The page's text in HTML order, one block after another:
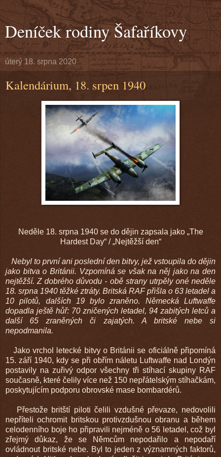
Deníček rodiny Šafaříkovy
úterý 18. srpna 2020
Kalendárium, 18. srpen 1940
Neděle 18. srpna 1940 se do dějin zapsala jako „The
Hardest Day“ / „Nejtěžší den“
Nebyl to první ani poslední den bitvy, jež vstoupila do dějin
jako bitva o Británii. Vzpomíná se však na něj jako na den
nejtěžší. Z dobrého důvodu - obě strany utrpěly oné neděle
18. srpna 1940 těžké ztráty. Britská RAF přišla o 63 letadel a
10 pilotů, dalších 19 bylo zraněno. Německá Luftwaffe
dopadla ještě hůř: 70 zničených letadel, 94 zabitých letců a
další 65 zraněných či zajatých. A britské nebe si
nepodmanila.
Jako vrchol letecké bitvy o Británii se oficiálně připomíná
15. září 1940, kdy se při obřím náletu Luftwaffe nad Londýn
postavily na zuřivý odpor všechny tři stíhací skupiny RAF
současně, které čelily více než 150 nepřátelským stíhačkám,
poskytujícím podporu obrovské mase bombardérů.
Přestože britští piloti čelili vzdušné převaze, nedovolili
nepříteli ochromit britskou protivzdušnou obranu a během
celodenního boje ho připravili nejméně o 56 letadel, což byl
zřejmý důkaz, že se Němcům nepodařilo a nepodaří
ovládnout britské nebe. Byl to jeden z významných faktorů,